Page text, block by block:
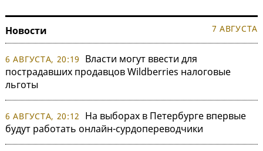
Новости 7 АВГУСТА
6 АВГУСТА, 20:19
Власти могут ввести для
пострадавших продавцов Wildberries налоговые
льготы
6 АВГУСТА, 20:12
На выборах в Петербурге впервые
будут работать онлайн-сурдопереводчики